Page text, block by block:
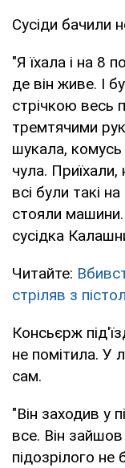
Сусіди бачили
"Я їхала і на 8
де він живе. І
стрічкою весь
тремтячими
шукала, комусь
чула.
всі були такі
стояли
сусідка
Читайте:
стріляв з
Консьєрж
не помітила. У
сам.
"Він заходив у
все. Він зайшов
підозрілого